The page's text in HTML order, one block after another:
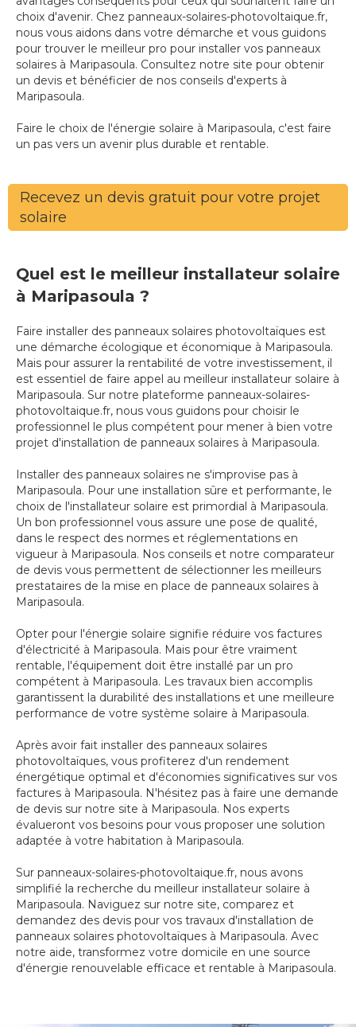
choix d'avenir. Chez panneaux-solaires-photovoltaique.fr,
nous vous aidons dans votre démarche et vous guidons
pour trouver le meilleur pro pour installer vos panneaux
solaires à Maripasoula. Consultez notre site pour obtenir
un devis et bénéficier de nos conseils d'experts à
Maripasoula.
Faire le choix de l'énergie solaire à Maripasoula, c'est faire
un pas vers un avenir plus durable et rentable.
Recevez un devis gratuit pour votre projet
solaire
Quel est le meilleur installateur solaire
à Maripasoula ?
Faire installer des panneaux solaires photovoltaïques est
une démarche écologique et économique à Maripasoula.
Mais pour assurer la rentabilité de votre investissement, il
est essentiel de faire appel au meilleur installateur solaire à
Maripasoula. Sur notre plateforme panneaux-solaires-
photovoltaique.fr, nous vous guidons pour choisir le
professionnel le plus compétent pour mener à bien votre
projet d'installation de panneaux solaires à Maripasoula.
Installer des panneaux solaires ne s'improvise pas à
Maripasoula. Pour une installation sûre et performante, le
choix de l'installateur solaire est primordial à Maripasoula.
Un bon professionnel vous assure une pose de qualité,
dans le respect des normes et réglementations en
vigueur à Maripasoula. Nos conseils et notre comparateur
de devis vous permettent de sélectionner les meilleurs
prestataires de la mise en place de panneaux solaires à
Maripasoula.
Opter pour l'énergie solaire signifie réduire vos factures
d'électricité à Maripasoula. Mais pour être vraiment
rentable, l'équipement doit être installé par un pro
compétent à Maripasoula. Les travaux bien accomplis
garantissent la durabilité des installations et une meilleure
performance de votre système solaire à Maripasoula.
Après avoir fait installer des panneaux solaires
photovoltaïques, vous profiterez d'un rendement
énergétique optimal et d'économies significatives sur vos
factures à Maripasoula. N'hésitez pas à faire une demande
de devis sur notre site à Maripasoula. Nos experts
évalueront vos besoins pour vous proposer une solution
adaptée à votre habitation à Maripasoula.
Sur panneaux-solaires-photovoltaique.fr, nous avons
simplifié la recherche du meilleur installateur solaire à
Maripasoula. Naviguez sur notre site, comparez et
demandez des devis pour vos travaux d'installation de
panneaux solaires photovoltaïques à Maripasoula. Avec
notre aide, transformez votre domicile en une source
d'énergie renouvelable efficace et rentable à Maripasoula.